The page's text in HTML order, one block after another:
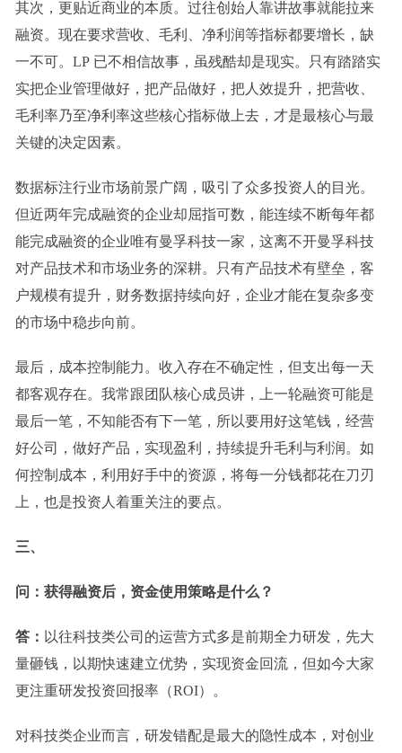
其次， 更贴近商业的本质。过往创始人靠讲故事就能拉来
融资。 现在要求营收、毛利、净利润等指标都要增长，缺
一不可。 LP 已不相信故事，虽残酷却是现实。 只有踏踏实
实把企业管理做好，把产品做好，把人效提升，把营收
毛利率乃至净利率这些核心指标做上去， 才是最核心与最
关键的决定因素。
数据标注行业市场前景广阔，吸引了众多投资人的目光。
但近两年完成融资的企业却屈指可数，能连续不断每年都
能完成融资的企业唯有曼孚科技一家，这离不开曼孚科技
对产品技术和市场业务的深耕。只有产品技术有壁垒，客
户规模有提升，财务数据持续向好，企业才能在复杂多变
的市场中稳步向前。
最后，成本控制能力。收入存在不确定性，但支出每一天
都客观存在。我常跟团队核心成员讲，上一轮融资可能是
最后一笔，不知能否有下一笔，所以要用好这笔钱，经营
好公司，做好产品，实现盈利，持续提升毛利与利润。如
何控制成本，利用好手中的资源，将每一分钱都花在刀刃
上，也是投资人着重关注的要点。
三、
问：获得融资后，资金使用策略是什么？
答： 以往科技类公司的运营方式多是前期全力研发，先大
量砸钱，以期快速建立优势，实现资金回流， 但如今大家
更注重研发投资回报率（ROI）。
对科技类企业而言，研发错配是最大的隐性成本，对创业